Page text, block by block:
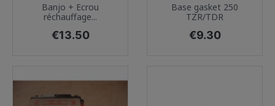
Banjo + Ecrou
réchauffage...
Price
€13.50
Base gasket 250
TZR/TDR
Price
€9.30